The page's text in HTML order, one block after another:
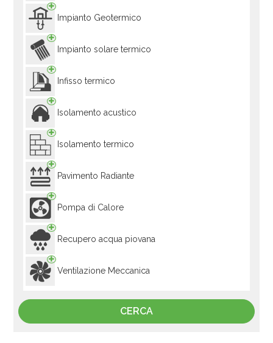
Impianto Geotermico
Impianto solare termico
Infisso termico
Isolamento acustico
Isolamento termico
Pavimento Radiante
Pompa di Calore
Recupero acqua piovana
Ventilazione Meccanica